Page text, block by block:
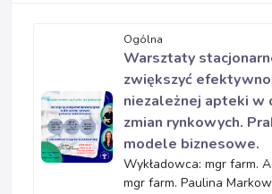
Ogólna
Warsztaty
zwiększyć
niezależnej apteki w
zmian rynkowych.
modele biznesowe.
Wykładowca: mgr farm.
mgr farm. Paulina